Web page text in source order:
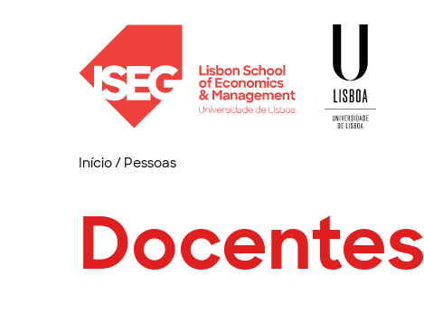
Início/ Pessoas
Docentes